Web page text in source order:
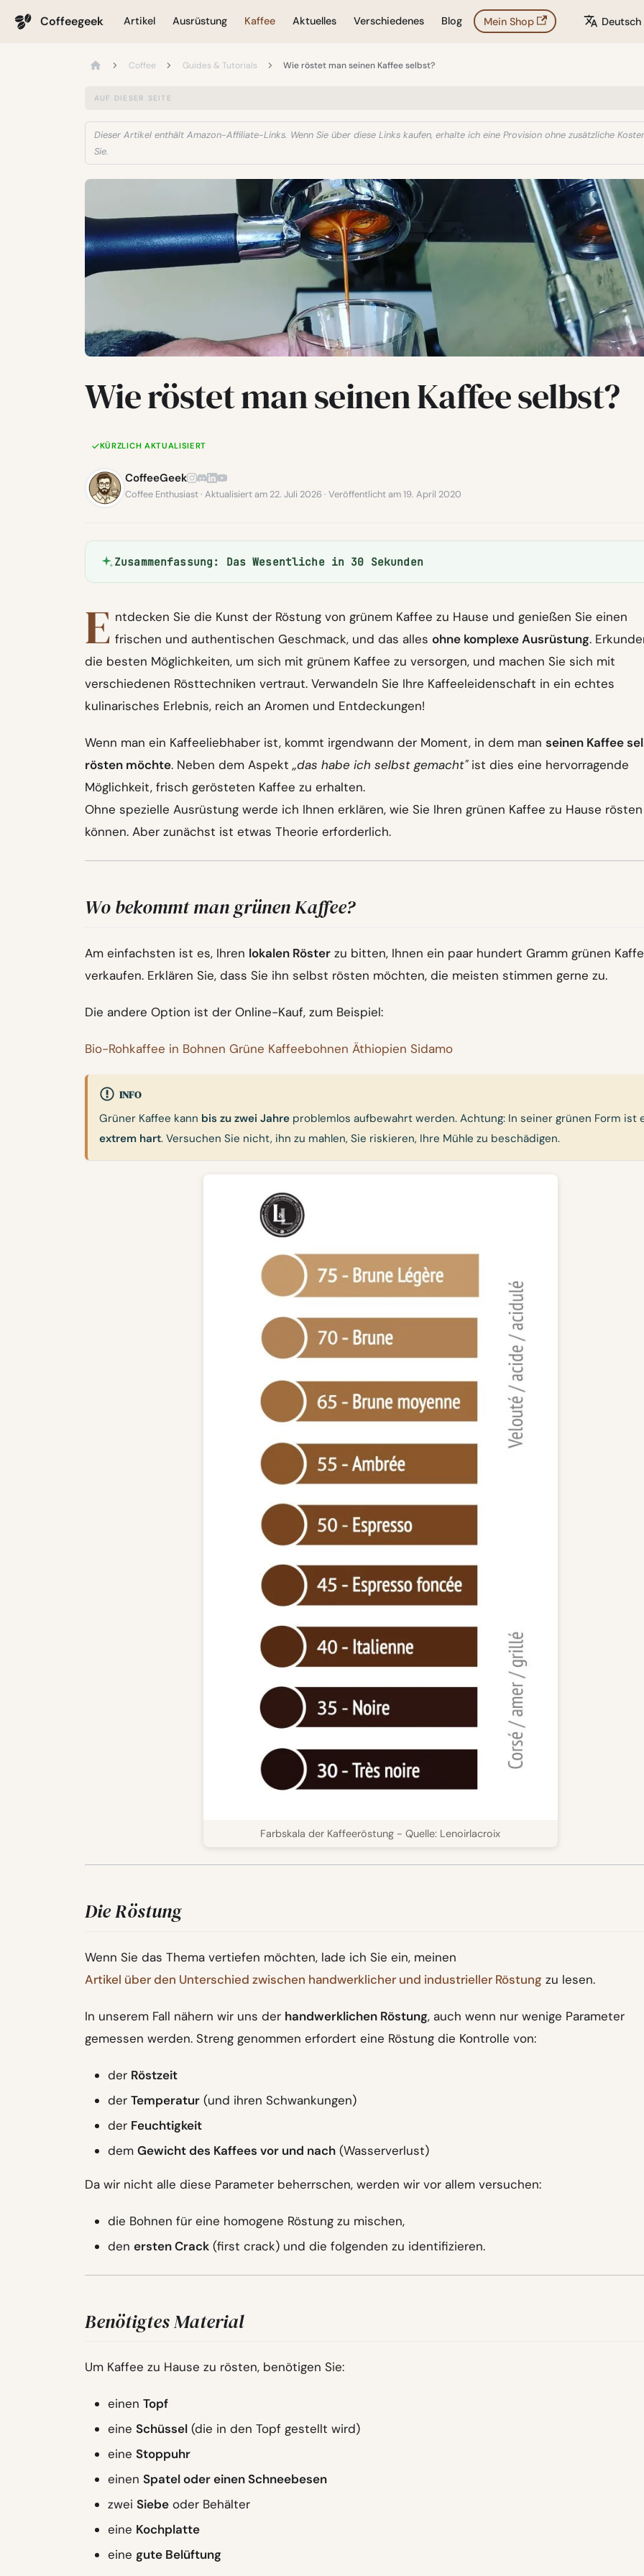
Coffeegeek Artikel Ausrüstung Kaffee Aktuelles Verschiedenes Blog Mein Shop Deutsch
Coffee Guides & Tutorials Wie röstet man seinen Kaffee selbst?
AUF DIESER SEITE
Dieser Artikel enthält Amazon-Affiliate-Links. Wenn Sie über diese Links kaufen, erhalte ich eine Provision ohne zusätzliche
Sie.
Wie röstet man seinen Kaffee selbst?
KÜRZLICH AKTUALISIERT
CoffeeGeek
Coffee Enthusiast · Aktualisiert am 22. Juli 2026 · Veröffentlicht am 19. April 2020
Zusammenfassung: Das Wesentliche in 30 Sekunden
E ntdecken Sie die Kunst der Röstung von grünem Kaffee zu Hause und genießen Sie einen
frischen und authentischen Geschmack, und das allesohne komplexe Ausrüstung.
die besten Möglichkeiten, um sich mit grünem Kaffee zu versorgen, und machen Sie sich mit
verschiedenen Rösttechniken vertraut. Verwandeln Sie Ihre Kaffeeleidenschaft in ein echtes
kulinarisches Erlebnis, reich an Aromen und Entdeckungen!
Wenn man ein Kaffeeliebhaber ist, kommt irgendwann der Moment, in dem man seinen Kaffee
rösten möchte. Neben dem Aspekt„das habe ich selbst gemacht"ist dies eine hervorragende
Möglichkeit, frisch gerösteten Kaffee zu erhalten.
Ohne spezielle Ausrüstung werde ich Ihnen erklären, wie Sie Ihren grünen Kaffee zu Hause rösten
können. Aber zunächst ist etwas Theorie erforderlich.
Wo bekommt man grünen Kaffee?
Am einfachsten ist es, Ihren lokalen Röster zu bitten, Ihnen ein paar hundert Gramm grünen
verkaufen. Erklären Sie, dass Sie ihn selbst rösten möchten, die meisten stimmen gerne zu.
Die andere Option ist der Online-Kauf, zum Beispiel:
Bio-Rohkaffee in Bohnen Grüne Kaffeebohnen Äthiopien Sidamo
INFO
Grüner Kaffee kann bis zu zwei Jahre problemlos aufbewahrt werden. Achtung: In seiner grünen Form ist
extrem hart. Versuchen Sie nicht, ihn zu mahlen, Sie riskieren, Ihre Mühle zu beschädigen.
Farbskala der Kaffeeröstung - Quelle: Lenoirlacroix
Die Röstung
Wenn Sie das Thema vertiefen möchten, lade ich Sie ein, meinen
Artikel über den Unterschied zwischen handwerklicher und industrieller Röstung zu lesen.
In unserem Fall nähern wir uns der handwerklichen Röstung, auch wenn nur wenige Parameter
gemessen werden. Streng genommen erfordert eine Röstung die Kontrolle von:
der Röstzeit
der Temperatur (und ihren Schwankungen)
der Feuchtigkeit
dem Gewicht des Kaffees vor und nach (Wasserverlust)
Da wir nicht alle diese Parameter beherrschen, werden wir vor allem versuchen:
die Bohnen für eine homogene Röstung zu mischen,
den ersten Crack (first crack) und die folgenden zu identifizieren.
Benötigtes Material
Um Kaffee zu Hause zu rösten, benötigen Sie:
einen Topf
eine Schüssel (die in den Topf gestellt wird)
eine Stoppuhr
einen Spatel oder einen Schneebesen
zwei Siebe oder Behälter
eine Kochplatte
eine gute Belüftung